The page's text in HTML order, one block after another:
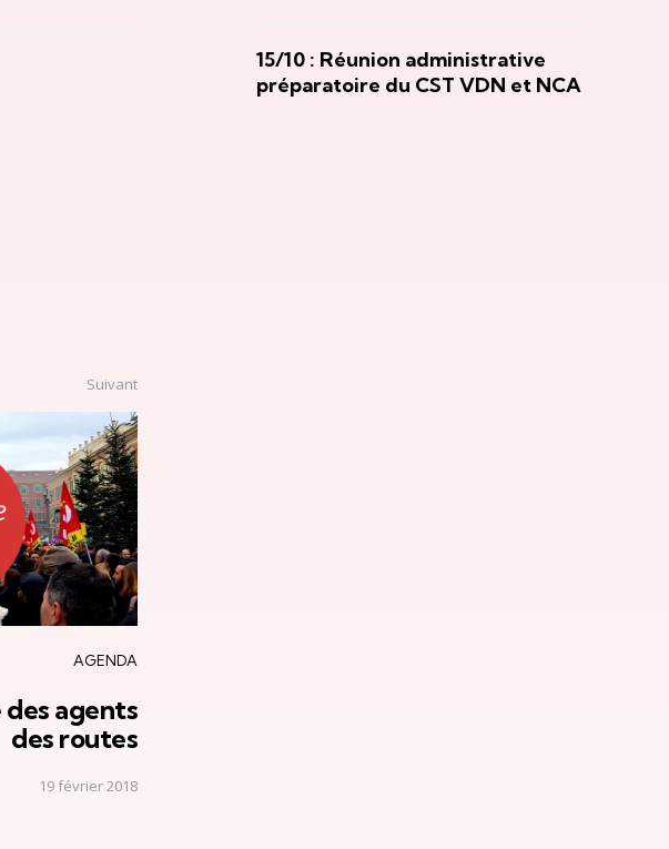
Suivant
AGENDA
agents
des routes
19 février 2018
15/10 : Réunion administrative
préparatoire du CST VDN et NCA